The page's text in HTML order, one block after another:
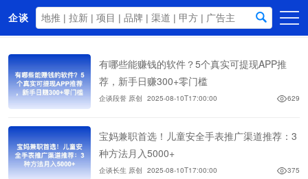
企谈
商务资源
资讯动态
关于我们
有哪些能赚钱的软件？5个真实可提现APP推
荐，新手日赚300+零门槛
企谈段誉 原创 2025-08-10T17:00:00 629
宝妈兼职首选！儿童安全手表推广渠道推荐：3
种方法月入5000+
企谈长生 原创 2025-08-10T17:00:00 375